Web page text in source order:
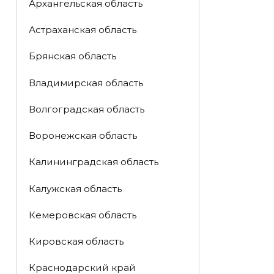
Архангельская область
Астраханская область
Брянская область
Владимирская область
Волгоградская область
Воронежская область
Калининградская область
Калужская область
Кемеровская область
Кировская область
Краснодарский край